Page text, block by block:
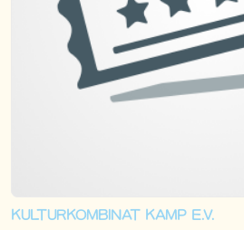
KULTURKOMBINAT KAMP E.V.